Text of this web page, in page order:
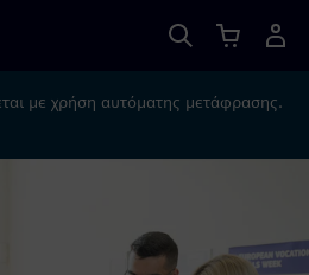
με χρήση αυτόματης μετάφρασης.